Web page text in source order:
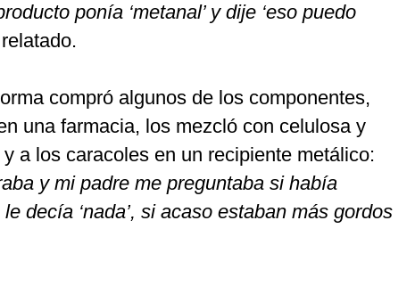
ponía ‘metanal’ y dije ‘eso puedo
compró algunos de los componentes,
una farmacia, los mezcló con celulosa y
a los caracoles en un recipiente metálico:
y mi padre me preguntaba si había
decía ‘nada’, si acaso estaban más gordos